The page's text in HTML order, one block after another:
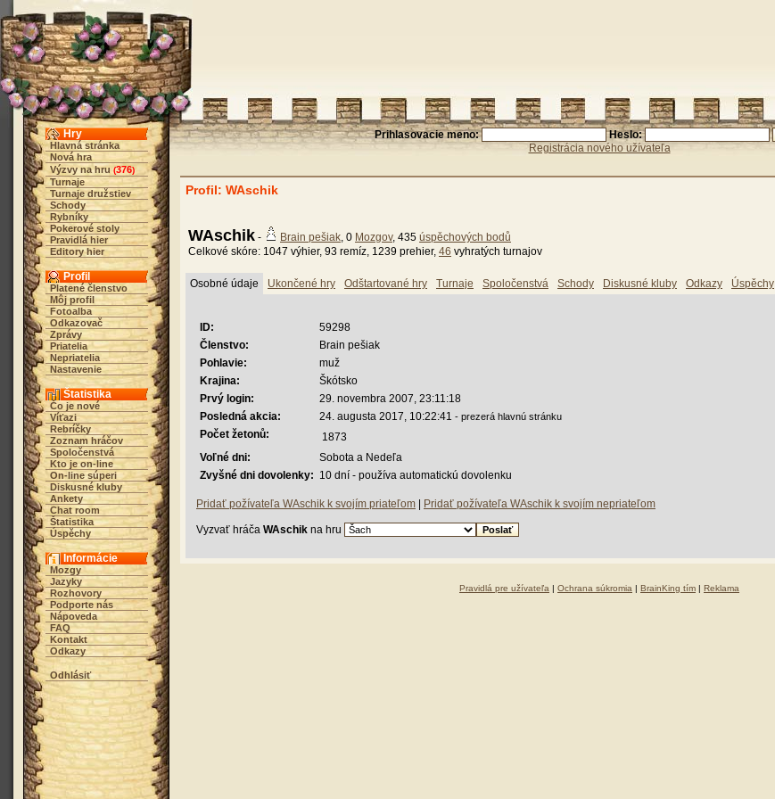
Hry
Hlavná stránka
Nová hra
Výzvy na hru (376)
Turnaje
Turnaje družstiev
Schody
Rybníky
Pokerové stoly
Pravidlá hier
Editory hier
Profil
Platené členstvo
Môj profil
Fotoalba
Odkazovač
Zprávy
Priatelia
Nepriatelia
Nastavenie
Štatistika
Čo je nové
Víťazi
Rebríčky
Zoznam hráčov
Spoločenstvá
Kto je on-line
On-line súperi
Diskusné kluby
Ankety
Chat room
Štatistika
Úspěchy
Informácie
Mozgy
Jazyky
Rozhovory
Podporte nás
Nápoveda
FAQ
Kontakt
Odkazy
Odhlásiť
Prihlasovacie meno:
Heslo:
Registrácia nového užívateľa
Profil: WAschik
WAschik - Brain pešiak, 0 Mozgov, 435 úspěchových bodů
Celkové skóre: 1047 výhier, 93 remíz, 1239 prehier, 46 vyhratých turnajov
Osobné údaje Ukončené hry Odštartované hry Turnaje Spoločenstvá Schody Diskusné kluby Odkazy Úspěchy
ID:
59298
Členstvo:
Brain pešiak
Pohlavie:
muž
Krajina:
Škótsko
Prvý login:
29. novembra 2007, 23:11:18
Posledná akcia:
24. augusta 2017, 10:22:41 - prezerá hlavnú stránku
Počet žetonů:
1873
Voľné dni:
Sobota a Nedeľa
Zvyšné dni dovolenky: 10 dní - používa automatickú dovolenku
Pridať požívateľa WAschik k svojím priateľom Pridať požívateľa WAschik k svojím nepriateľom
Vyzvať hráča WAschik na hru
Pravidlá pre užívateľa | Ochrana súkromia | BrainKing tím | Reklama